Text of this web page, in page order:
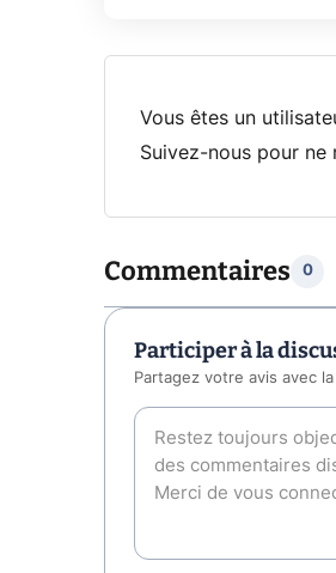
Vous êtes un
Suivez-nous pour
Commentaires 0
Participer à la
Partagez votre avis avec